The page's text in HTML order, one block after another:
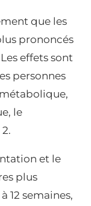
que les
prononcés
effets sont
personnes
le
et le
plus
12 semaines,